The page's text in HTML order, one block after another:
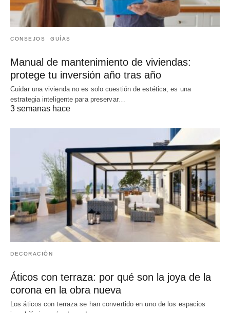
CONSEJOS GUÍAS
Manual de mantenimiento de viviendas:
protege tu inversión año tras año
Cuidar una vivienda no es solo cuestión de estética; es una
estrategia inteligente para preservar…
3 semanas hace
DECORACIÓN
Áticos con terraza: por qué son la joya de la
corona en la obra nueva
Los áticos con terraza se han convertido en uno de los espacios